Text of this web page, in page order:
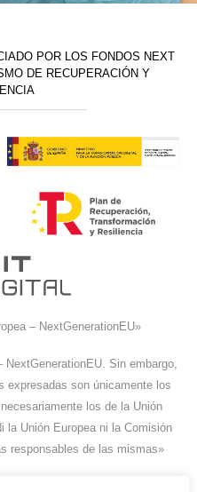
POR LOS FONDOS NEXT
DE RECUPERACIÓN Y
– NextGenerationEU»
Sin embargo,
expresadas son únicamente los
los de la Unión
la Unión Europea ni la Comisión
responsables de las mismas»